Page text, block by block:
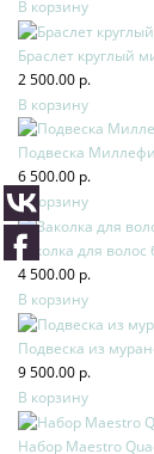
В корзину
Браслет круглый
2 500.00 р.
В корзину
Подвеска
6 500.00 р.
В корзину
Заколка для
4 500.00 р.
В корзину
Подвеска из
9 500.00 р.
В корзину
Набор Maestro